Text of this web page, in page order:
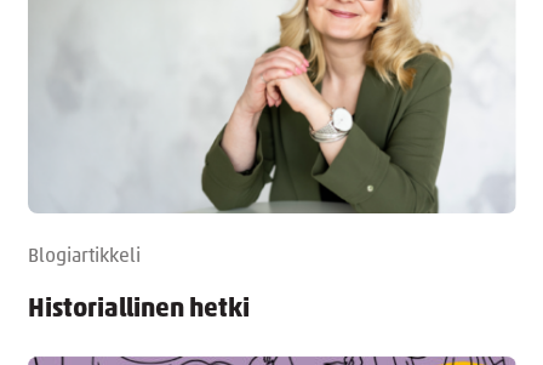
Blogiartikkeli
Historiallinen hetki